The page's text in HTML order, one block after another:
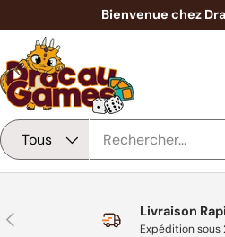
Aller au contenu
Bienvenue chez
Recherche
Type de produit
Tous
Précédent Livraison
Expédition sous